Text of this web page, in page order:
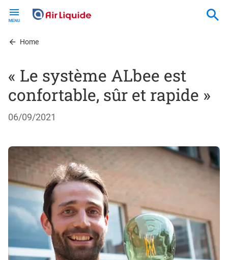
contentHome
« Le système ALbee est
confortable, sûr et rapide »
06/09/2021